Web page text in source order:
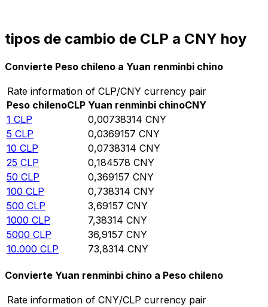
tipos de cambio de CLP a CNY hoy
Convierte Peso chileno a Yuan renminbi chino
Rate information of CLP/CNY currency pair
Peso chilenoCLP Yuan renminbi chinoCNY
1 CLP 0,00738314 CNY
5 CLP 0,0369157 CNY
10 CLP 0,0738314 CNY
25 CLP 0,184578 CNY
50 CLP 0,369157 CNY
100 CLP 0,738314 CNY
500 CLP 3,69157 CNY
1000 CLP 7,38314 CNY
5000 CLP 36,9157 CNY
10.000 CLP 73,8314 CNY
Convierte Yuan renminbi chino a Peso chileno
Rate information of CNY/CLP currency pair